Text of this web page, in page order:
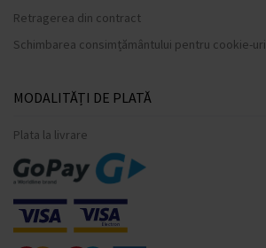
Retragerea din contract
Schimbarea consimțământului pentru cookie-uri
MODALITĂȚI DE PLATĂ
Plata la livrare